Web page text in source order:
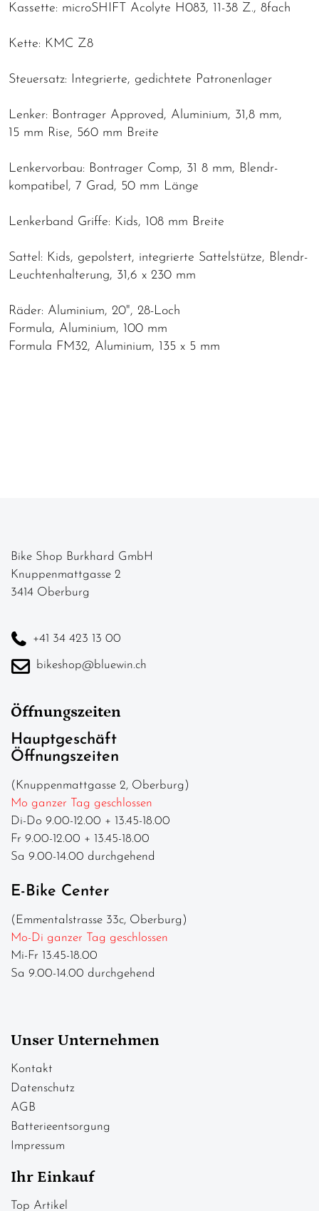
Kassette: microSHIFT Acolyte H083, 11-38 Z., 8fach
Kette: KMC Z8
Steuersatz: Integrierte, gedichtete Patronenlager
Lenker: Bontrager Approved, Aluminium, 31,8 mm,
15 mm Rise, 560 mm Breite
Lenkervorbau: Bontrager Comp, 31 8 mm, Blendr-
kompatibel, 7 Grad, 50 mm Länge
Lenkerband Griffe: Kids, 108 mm Breite
Sattel: Kids, gepolstert, integrierte Sattelstütze, Blendr-
Leuchtenhalterung, 31,6 x 230 mm
Räder: Aluminium, 20", 28-Loch
Formula, Aluminium, 100 mm
Formula FM32, Aluminium, 135 x 5 mm
Bike Shop Burkhard GmbH
Knuppenmattgasse 2
3414 Oberburg
+41 34 423 13 00
bikeshop@bluewin.ch
Öffnungszeiten
Hauptgeschäft
Öffnungszeiten
(Knuppenmattgasse 2, Oberburg)
Mo ganzer Tag geschlossen
Di-Do 9.00-12.00 + 13.45-18.00
Fr 9.00-12.00 + 13.45-18.00
Sa 9.00-14.00 durchgehend
E-Bike Center
(Emmentalstrasse 33c, Oberburg)
Mo-Di ganzer Tag geschlossen
Mi-Fr 13.45-18.00
Sa 9.00-14.00 durchgehend
Unser Unternehmen
Kontakt
Datenschutz
AGB
Batterieentsorgung
Impressum
Ihr Einkauf
Top Artikel